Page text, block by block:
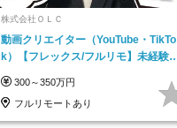
株式会社ＯＬＣ
動画クリエイター（YouTube・TikTo
k）【フレックス/フルリモ】未経験O
300～350万円
フルリモートあり